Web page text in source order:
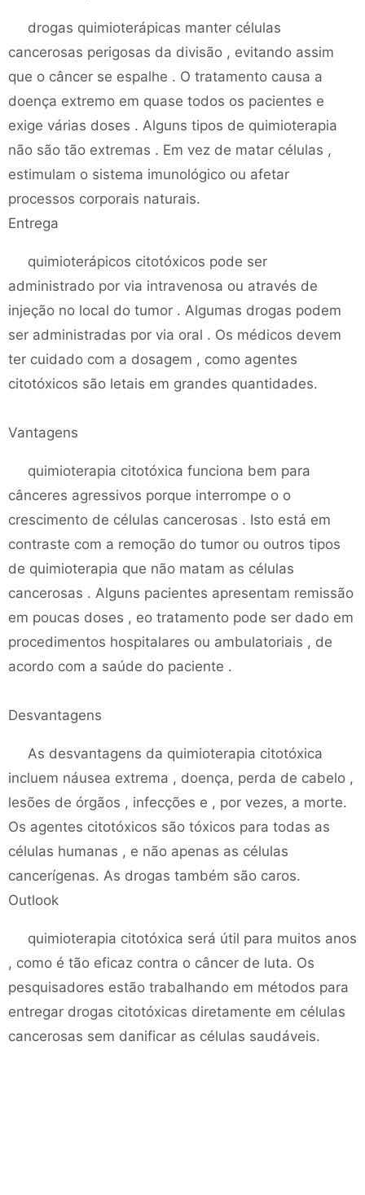
drogas quimioterápicas manter células
cancerosas perigosas da divisão , evitando assim
que o câncer se espalhe . O tratamento causa a
doença extremo em quase todos os pacientes e
exige várias doses . Alguns tipos de quimioterapia
não são tão extremas . Em vez de matar células ,
estimulam o sistema imunológico ou afetar
processos corporais naturais.
Entrega
quimioterápicos citotóxicos pode ser
administrado por via intravenosa ou através de
injeção no local do tumor . Algumas drogas podem
ser administradas por via oral . Os médicos devem
ter cuidado com a dosagem , como agentes
citotóxicos são letais em grandes quantidades.
Vantagens
quimioterapia citotóxica funciona bem para
cânceres agressivos porque interrompe o o
crescimento de células cancerosas . Isto está em
contraste com a remoção do tumor ou outros tipos
de quimioterapia que não matam as células
cancerosas . Alguns pacientes apresentam remissão
em poucas doses , eo tratamento pode ser dado em
procedimentos hospitalares ou ambulatoriais , de
acordo com a saúde do paciente .
Desvantagens
As desvantagens da quimioterapia citotóxica
incluem náusea extrema , doença, perda de cabelo ,
lesões de órgãos , infecções e , por vezes, a morte.
Os agentes citotóxicos são tóxicos para todas as
células humanas , e não apenas as células
cancerígenas. As drogas também são caros.
Outlook
quimioterapia citotóxica será útil para muitos anos
, como é tão eficaz contra o câncer de luta. Os
pesquisadores estão trabalhando em métodos para
entregar drogas citotóxicas diretamente em células
cancerosas sem danificar as células saudáveis.